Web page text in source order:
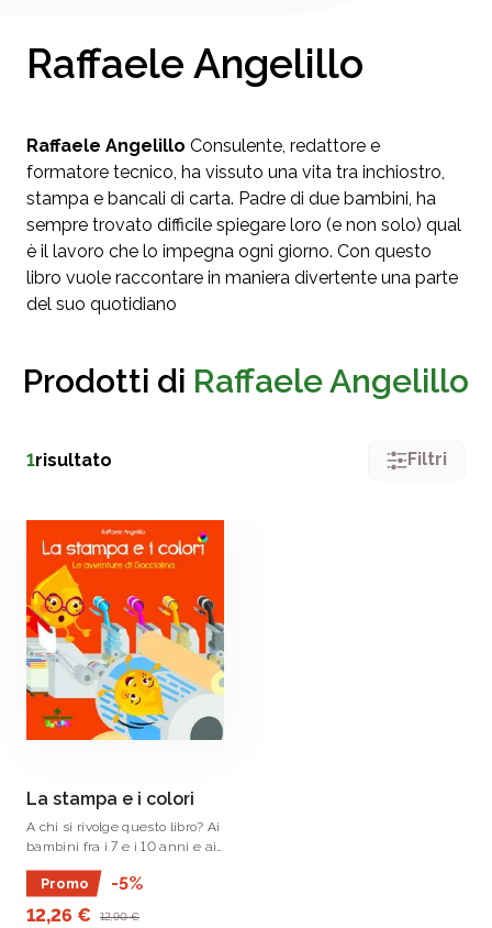
Raffaele Angelillo
Raffaele Angelillo Consulente, redattore e
formatore tecnico, ha vissuto una vita tra inchiostro,
stampa e bancali di carta. Padre di due bambini, ha
sempre trovato difficile spiegare loro (e non solo) qual
è il lavoro che lo impegna ogni giorno. Con questo
libro vuole raccontare in maniera divertente una parte
del suo quotidiano
Prodotti di Raffaele Angelillo
1risultato Filtri
La stampa e i colori
A chi si rivolge questo libro? Ai
bambini fra i 7 e i 10 anni e ai
genitori.
Promo
-5%
12,26 €
12,90 €